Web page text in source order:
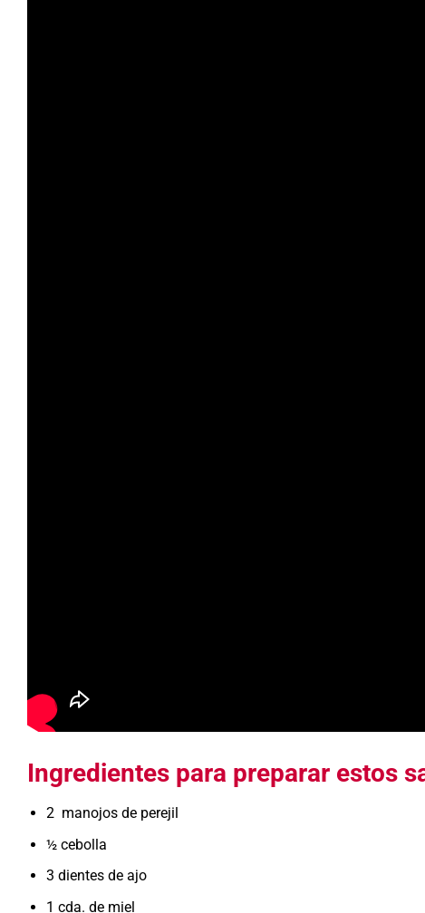
Ingredientes para preparar estos
2 manojos de perejil
½ cebolla
3 dientes de ajo
1 cda. de miel